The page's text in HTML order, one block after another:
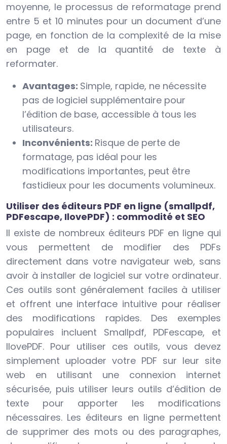
moyenne, le processus de reformatage prend
entre 5 et 10 minutes pour un document d’une
page, en fonction de la complexité de la mise
en page et de la quantité de texte à
reformater.
Avantages: Simple, rapide, ne nécessite
pas de logiciel supplémentaire pour
l’édition de base, accessible à tous les
utilisateurs.
Inconvénients: Risque de perte de
formatage, pas idéal pour les
modifications importantes, peut être
fastidieux pour les documents volumineux.
Utiliser des éditeurs PDF en ligne (smallpdf,
PDFescape, IlovePDF) : commodité et SEO
Il existe de nombreux éditeurs PDF en ligne qui
vous permettent de modifier des PDFs
directement dans votre navigateur web, sans
avoir à installer de logiciel sur votre ordinateur.
Ces outils sont généralement faciles à utiliser
et offrent une interface intuitive pour réaliser
des modifications rapides. Des exemples
populaires incluent Smallpdf, PDFescape, et
IlovePDF. Pour utiliser ces outils, vous devez
simplement uploader votre PDF sur leur site
web en utilisant une connexion internet
sécurisée, puis utiliser leurs outils d’édition de
texte pour apporter les modifications
nécessaires. Les éditeurs en ligne permettent
de supprimer des mots ou des paragraphes,